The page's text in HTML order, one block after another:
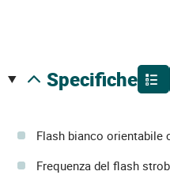
specifiche
Flash bianco
Frequenza del flash